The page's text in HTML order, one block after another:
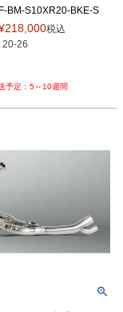
BM-S10XR20-BKE-S
218,000税込
20-26
5～10週間